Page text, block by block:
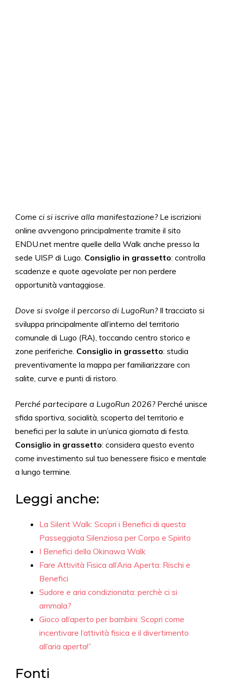
Come ci si iscrive alla manifestazione?Le iscrizioni
online avvengono principalmente tramite il sito
ENDU.net mentre quelle della Walk anche presso la
sede UISP di Lugo. Consiglio in grassetto: controlla
scadenze e quote agevolate per non perdere
opportunità vantaggiose.
Dove si svolge il percorso di LugoRun?Il tracciato si
sviluppa principalmente all’interno del territorio
comunale di Lugo (RA), toccando centro storico e
zone periferiche. Consiglio in grassetto: studia
preventivamente la mappa per familiarizzare con
salite, curve e punti di ristoro.
Perché partecipare a LugoRun 2026?Perché unisce
sfida sportiva, socialità, scoperta del territorio e
benefici per la salute in un’unica giornata di festa.
Consiglio in grassetto: considera questo evento
come investimento sul tuo benessere fisico e mentale
a lungo termine.
Leggi anche:
La Silent Walk: Scopri i Benefici di questa
Passeggiata Silenziosa per Corpo e Spirito
I Benefici della Okinawa Walk
Fare Attività Fisica all’Aria Aperta: Rischi e
Benefici
Sudore e aria condizionata: perchè ci si
ammala?
Gioco all’aperto per bambini: Scopri come
incentivare l’attività fisica e il divertimento
all’aria aperta!”
Fonti